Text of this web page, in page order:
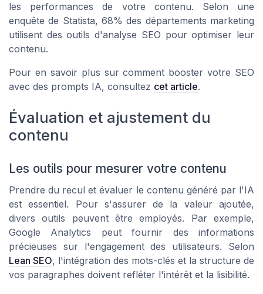
les performances de votre contenu. Selon une
enquête de Statista, 68% des départements marketing
utilisent des outils d'analyse SEO pour optimiser leur
contenu.
Pour en savoir plus sur comment booster votre SEO
avec des prompts IA, consultez cet article.
Évaluation et ajustement du
contenu
Les outils pour mesurer votre contenu
Prendre du recul et évaluer le contenu généré par l'IA
est essentiel. Pour s'assurer de la valeur ajoutée,
divers outils peuvent être employés. Par exemple,
Google Analytics peut fournir des informations
précieuses sur l'engagement des utilisateurs. Selon
Lean SEO, l'intégration des mots-clés et la structure de
vos paragraphes doivent refléter l'intérêt et la lisibilité.